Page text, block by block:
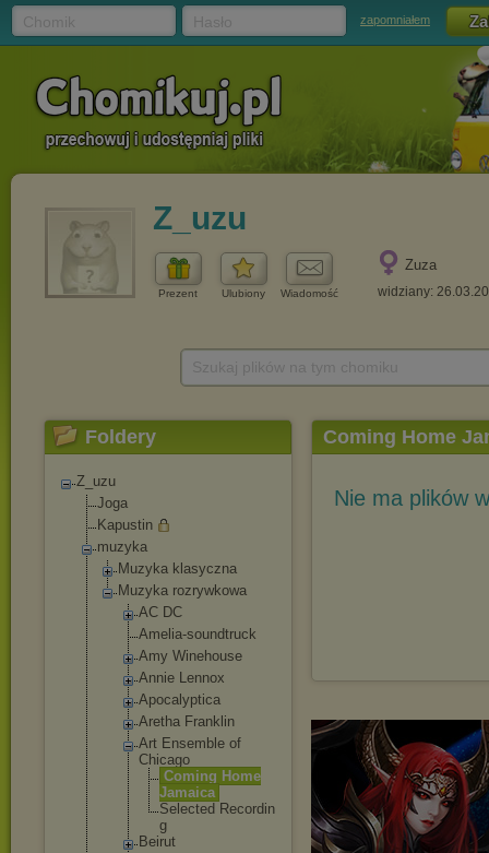
zapomniałem
Z_uzu
Prezent Ulubiony Wiadomość
Zuza
widziany:
Foldery
Z_uzu
Joga
Kapustin
muzyka
Muzyka klasyczna
Muzyka rozrywkowa
AC DC
Amelia-soundtruck
Amy Winehouse
Annie Lennox
Apocalyptica
Aretha Franklin
Art Ensemble of
Chicago
Coming Home
Jamaica
Selected Recordin
g
Beirut
Coming Home
Nie ma plików